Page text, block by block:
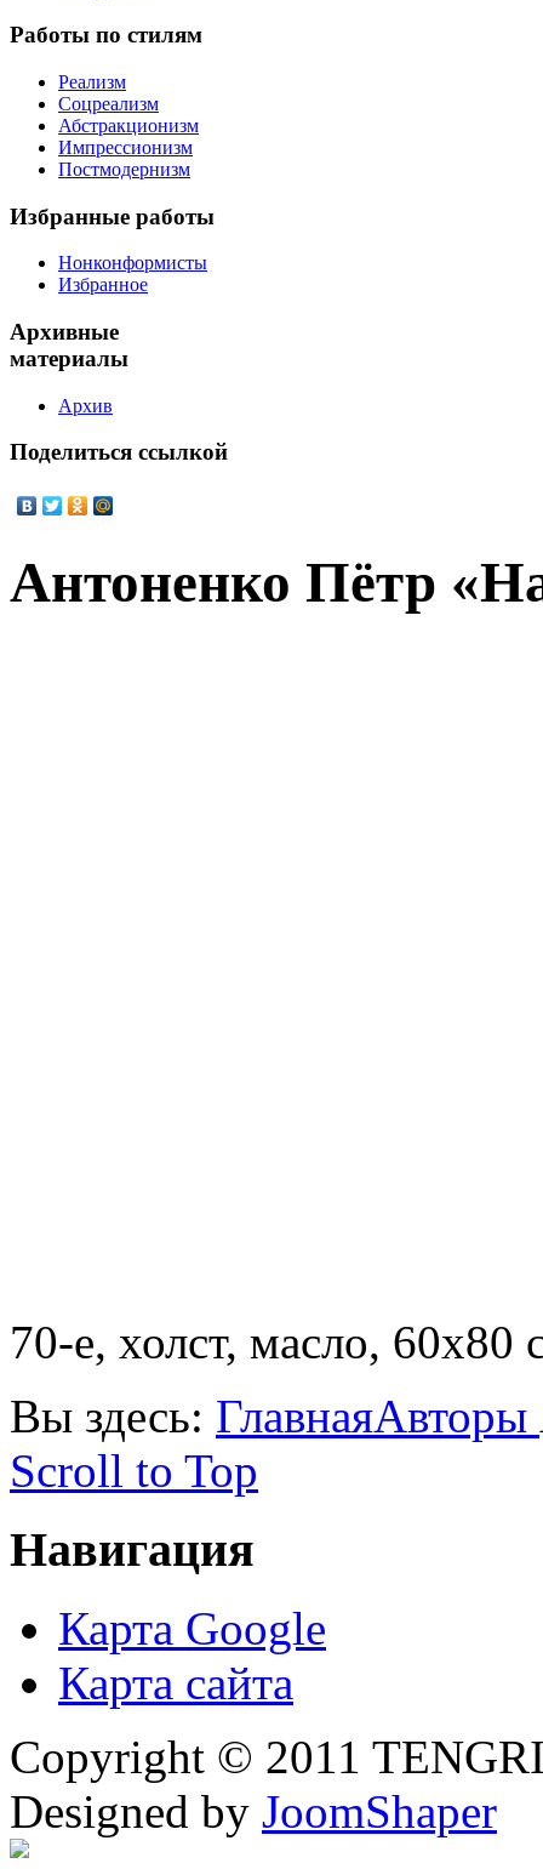
Работы по стилям
Реализм
Соцреализм
Абстракционизм
Импрессионизм
Постмодернизм
Избранные работы
Нонконформисты
Избранное
Архивные
материалы
Архив
Поделиться ссылкой
Антоненко Пётр
70-е, холст, масло, 60х80
Вы здесь: ГлавнаяАвторы
Scroll to Top
Навигация
Карта Google
Карта сайта
Copyright © 2011
Designed by JoomShaper